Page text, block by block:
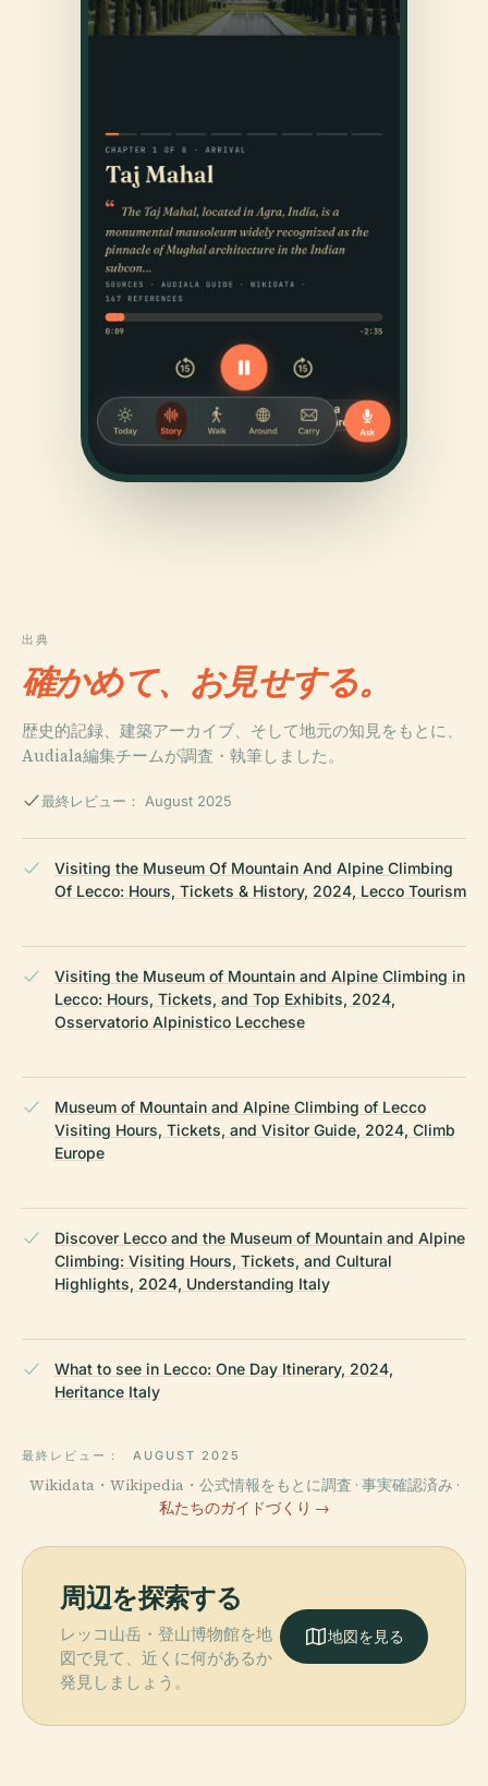
出典
確かめて、お見せする。
歴史的記録、建築アーカイブ、そして地元の知見をもとに、
Audiala編集チームが調査・執筆しました。
最終レビュー： August 2025
Visiting the Museum Of Mountain And Alpine Climbing
Of Lecco: Hours, Tickets & History, 2024, Lecco Tourism
Visiting the Museum of Mountain and Alpine Climbing in
Lecco: Hours, Tickets, and Top Exhibits, 2024,
Osservatorio Alpinistico Lecchese
Museum of Mountain and Alpine Climbing of Lecco
Visiting Hours, Tickets, and Visitor Guide, 2024, Climb
Europe
Discover Lecco and the Museum of Mountain and Alpine
Climbing: Visiting Hours, Tickets, and Cultural
Highlights, 2024, Understanding Italy
What to see in Lecco: One Day Itinerary, 2024,
Heritance Italy
最終レビュー： AUGUST 2025
Wikidata・Wikipedia・公式情報をもとに調査 · 事実確認済み ·
私たちのガイドづくり →
周辺を探索する
レッコ山岳・登山博物館を地
図で見て、近くに何があるか
発見しましょう。
地図を見る